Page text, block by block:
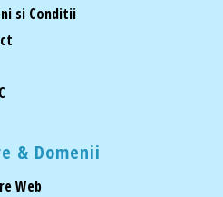
si Conditii
& Domenii
Web